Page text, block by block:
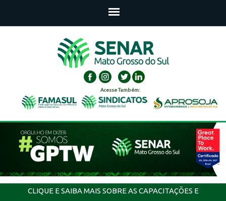
Acesse Também:
CLIQUE E SAIBA MAIS SOBRE AS CAPACITAÇÕES E